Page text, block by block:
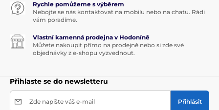
Rychle pomůžeme s výběrem
Nebojte se nás kontaktovat na mobilu nebo na chatu. Rádi
vám poradíme.
Vlastní kamenná prodejna v Hodoníně
Můžete nakoupit přímo na prodejně nebo si zde své
objednávky z e-shopu vyzvednout.
Přihlaste se do newsletteru
Zde napište váš e-mail Přihlásit